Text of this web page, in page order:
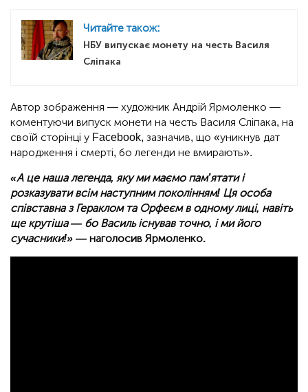
Читайте також:
НБУ випускає монету на честь Василя
Сліпака
Автор зображення — художник Андрій Ярмоленко —
коментуючи випуск монети на честь Василя Сліпака, на
своїй сторінці у Facebook, зазначив, що «уникнув дат
народження і смерті, бо легенди не вмирають».
«А це наша легенда, яку ми маємо пам’ятати і
розказувати всім наступним поколінням! Ця особа
співставна з Гераклом та Орфеєм в одному лиці, навіть
ще крутіша — бо Василь існував точно, і ми його
сучасники!» — наголосив Ярмоленко.